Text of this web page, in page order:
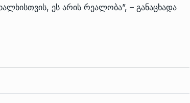
ეს არის რეალობა”, – განაცხადა